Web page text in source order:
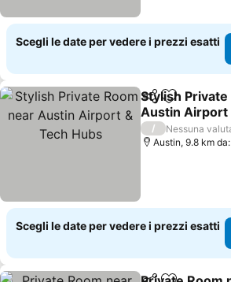
Scegli le date per vedere i prezzi esatti
CondividiAggiungi
Stylish
Austin Airport
Hubs
/
Nessuna
Austin, 9.8 km
Scegli le date per vedere i prezzi esatti